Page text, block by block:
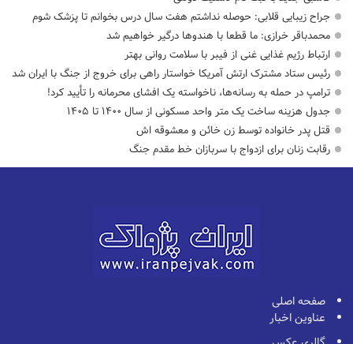
جراح زیبایی قلابی: حوصله نداشتم هفت سال درس بخوانم تا پزشک شوم
محمدباقر خرازی: ما قطعا با هندوها درگیر خواهیم شد
ارتباط رژیم غذایی غنی از فیبر با سلامت روانی بهتر
رئیس ستاد مشترک ارتش آمریکا خواستار راهی برای خروج از جنگ با ایران شد
ترامپ در حمله‌ به رسانه‌ها، ناخواسته یک افشای محرمانه را تأیید کرد!
جدول هزینه ساخت یک متر واحد مسکونی از سال ۱۴۰۰ تا ۱۴۰۵
قتل پدر خانواده توسط زن خائن و معشوقه اش
رقابت زنان برای ازدواج با سربازان خط مقدم جنگ
صفحه اصلی
عناوین اخبار